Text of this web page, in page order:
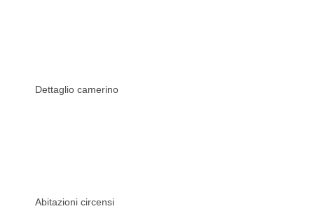
Dettaglio camerino
Abitazioni circensi